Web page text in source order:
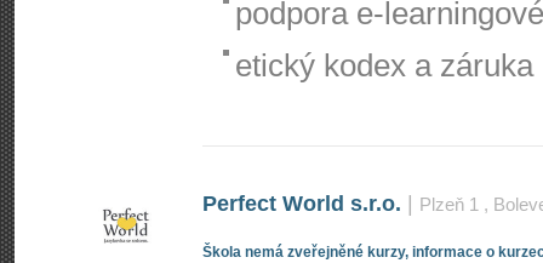
podpora e-
etický kodex a
Perfect World s.r.o. Plzeň 1 ,
Škola nemá zveřejněné kurzy, informace o